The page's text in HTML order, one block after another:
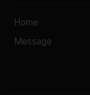
Home
Message